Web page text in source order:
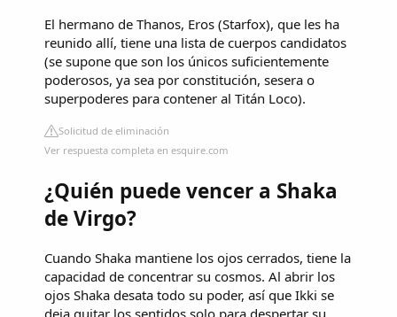
El hermano de Thanos, Eros (Starfox), que les ha
reunido allí, tiene una lista de cuerpos candidatos
(se supone que son los únicos suficientemente
poderosos, ya sea por constitución, sesera o
superpoderes para contener al Titán Loco).
Solicitud de eliminación
Ver respuesta completa en esquire.com
¿Quién puede vencer a Shaka
de Virgo?
Cuando Shaka mantiene los ojos cerrados, tiene la
capacidad de concentrar su cosmos. Al abrir los
ojos Shaka desata todo su poder, así que Ikki se
deja quitar los sentidos solo para despertar su